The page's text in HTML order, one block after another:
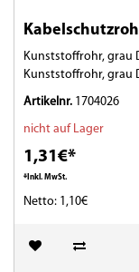
Kunststoffrohr, grau
Kunststoffrohr, grau
Artikelnr. 1704026
nicht auf Lager
1,31€*
*Inkl. MwSt.
Netto: 1,10€